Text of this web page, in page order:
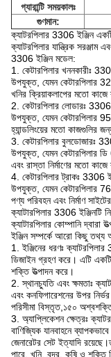
গ্যারান্টি সময়কালঃ
গুণমান:
ক্যাটরপিলার 3306 ইঞ্জিন
ক্যাটরপিলার যান্ত্রিক সরঞ্জাম
3306 ইঞ্জিন মডেল:
1. কেটারপিলার খননকারীঃ
উপযুক্ত, যেমন কেটারপিলার
খনির ক্রিয়াকলাপের মতো কাজে
2. কেটারপিলার লোডারঃ 3306
উপযুক্ত, যেমন কেটারপিলার
হ্যান্ডলিংয়ের মতো কাজগুলির
3. কেটারপিলার বুলডোজারঃ
উপযুক্ত, যেমন কেটারপিলার
এবং রাস্তা নির্মাণের মতো
4. কেটারপিলার ট্রাকঃ 3306
উপযুক্ত, যেমন কেটারপিলার
পণ্য পরিবহন এবং নির্মাণ
ক্যাটারপিলার 3306 ইঞ্জিনটি
ক্যাটারপিলার কোম্পানি দ্বারা
ইঞ্জিন সম্পর্কে আরো কিছু তথ্য
1. ইঞ্জিনের ধরণঃ
ডিজাইন গ্রহণ করে। এটি একটি
শক্তি উত্পাদন করে।
2. স্থানচ্যুতি এবং ক্ষমতাঃ
এবং কনফিগারেশনের উপর
পরিসীমা বিস্তৃত,১৫০
3. অ্যাপ্লিকেশন ক্ষেত্রঃ
বাণিজ্যিক যানবাহনে
জেনারেটর সেট ইত্যাদি
পারে, খনি, বন্দর, কৃষি ও শক্তি